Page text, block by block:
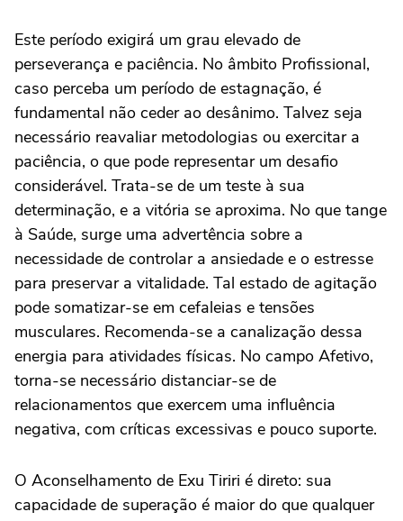
Este período exigirá um grau elevado de
perseverança e paciência. No âmbito Profissional,
caso perceba um período de estagnação, é
fundamental não ceder ao desânimo. Talvez seja
necessário reavaliar metodologias ou exercitar a
paciência, o que pode representar um desafio
considerável. Trata-se de um teste à sua
determinação, e a vitória se aproxima. No que tange
à Saúde, surge uma advertência sobre a
necessidade de controlar a ansiedade e o estresse
para preservar a vitalidade. Tal estado de agitação
pode somatizar-se em cefaleias e tensões
musculares. Recomenda-se a canalização dessa
energia para atividades físicas. No campo Afetivo,
torna-se necessário distanciar-se de
relacionamentos que exercem uma influência
negativa, com críticas excessivas e pouco suporte.
O Aconselhamento de Exu Tiriri é direto: sua
capacidade de superação é maior do que qualquer